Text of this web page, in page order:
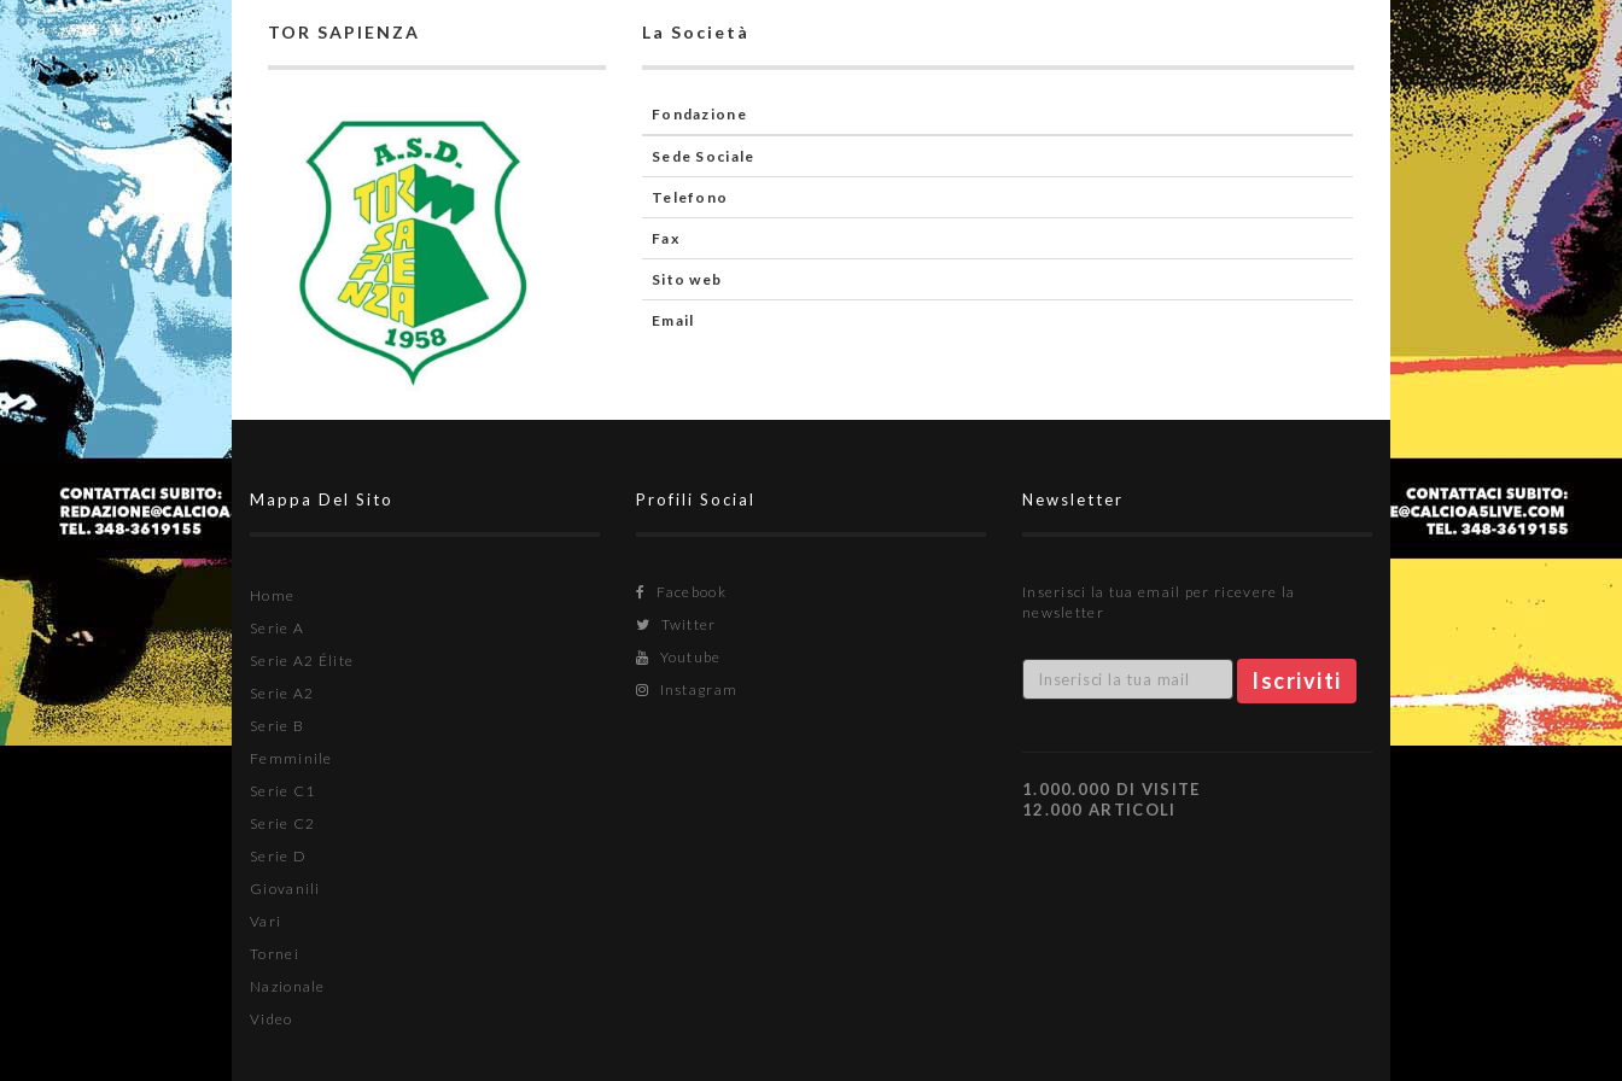
TOR SAPIENZA La Società
Fondazione
Sede Sociale
Telefono
Fax
Sito web
Email
Mappa Del Sito
Home
Serie A
Serie A2 Élite
Serie A2
Serie B
Femminile
Serie C1
Serie C2
Serie D
Giovanili
Vari
Tornei
Nazionale
Video
Profili Social
Facebook
Twitter
Youtube
Instagram
Newsletter
Inserisci la tua email per ricevere la
newsletter
1.000.000 DI VISITE
12.000 ARTICOLI